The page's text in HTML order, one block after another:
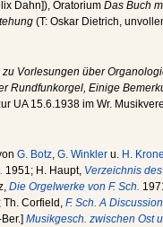
Dahn]), Oratorium Das Buch
(T: Oskar Dietrich,
zu Vorlesungen über
Rundfunkorgel, Einige
UA 15.6.1938 im Wr.
G. Botz, G. Winkler u. H.
1951; H. Haupt, Verzeichnis
Die Orgelwerke von F. Sch.
Th. Corfield, F. Sch. A
Musikgesch. zwischen Ost